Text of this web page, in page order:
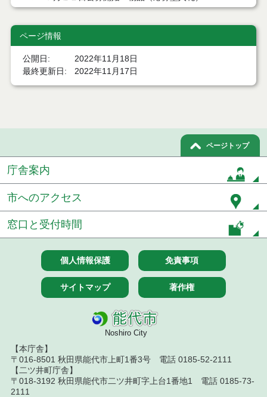
札）（電子入札）
７月２１日公告開始 建設コンサルタント等（条件
付一般競争入札）（電子入札）
付一般競争入札）（電子入札）
７月１４日公告開始 建設工事（条件付一般競争入
札）（電子入札）
令和８年７月１４日執行 建設コンサルタント等入
札結果（条件付一般競争入札）
令和８年７月９日執行 物品（公開調達）見積徴取
令和８年７月１０日執行 物品（指名競争入札等）
令和８年７月１０日執行 委託・賃貸借等入札結果
令和８年７月１０日執行 物品（応募型入札等）結
果
ページ情報
公開日
2022年11月18日
最終更新日
2022年11月17日
ページトップ
庁舎案内
市へのアクセス
窓口と受付時間
個人情報保護 免責事項
サイトマップ 著作権
Noshiro City
【本庁舎】
〒016-8501 秋田県能代市上町1番3号 電話 0185-52-2111
【二ツ井町庁舎】
〒018-3192 秋田県能代市二ツ井町字上台1番地1 電話 0185-73-
2111